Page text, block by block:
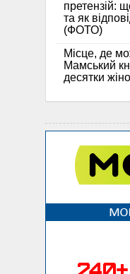
претензій:
та як
(ФОТО)
Місце, де
Мамський
десятки